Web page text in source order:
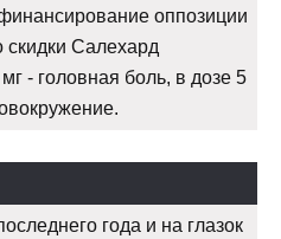
оппозиции
скидки Салехард
- головная боль, в дозе 5
года и на глазок